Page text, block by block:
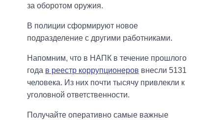
за оборотом оружия.
В полиции сформируют новое
подразделение с другими работниками.
Напомним, что в НАПК в течение прошлого
года в реестр коррупционеров внесли 5131
человека. Из них почти тысячу привлекли к
уголовной ответственности.
Получайте оперативно самые важные